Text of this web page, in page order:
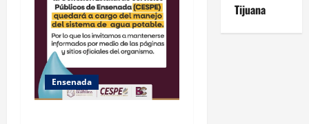
Ensenada
Tijuana